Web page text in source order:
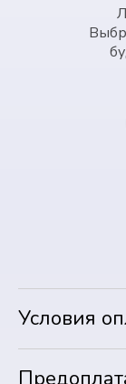
Условия